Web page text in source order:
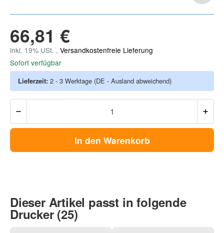
66,81 €
inkl. 19% USt. , Versandkostenfreie Lieferung
Sofort verfügbar
Lieferzeit: 2 - 3 Werktage (DE - Ausland abweichend)
In den Warenkorb
Dieser Artikel passt in folgende
Drucker (25)